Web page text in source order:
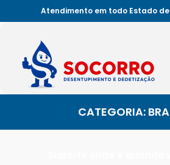
Atendimento em todo Estado
CATEGORIA: